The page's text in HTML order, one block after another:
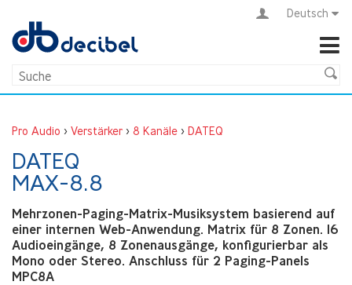
Deutsch
Pro Audio > Verstärker > 8 Kanäle > DATEQ
DATEQ
MAX-8.8
Mehrzonen-Paging-Matrix-Musiksystem basierend auf
einer internen Web-Anwendung. Matrix für 8 Zonen. 16
Audioeingänge, 8 Zonenausgänge, konfigurierbar als
Mono oder Stereo. Anschluss für 2 Paging-Panels
MPC8A